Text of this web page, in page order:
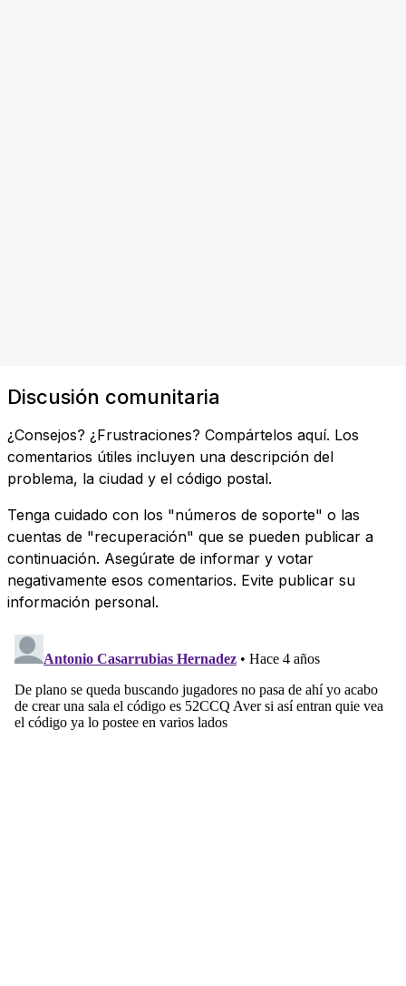
Discusión comunitaria
¿Consejos? ¿Frustraciones? Compártelos aquí. Los
comentarios útiles incluyen una descripción del
problema, la ciudad y el código postal.
Tenga cuidado con los "números de soporte" o las
cuentas de "recuperación" que se pueden publicar a
continuación. Asegúrate de informar y votar
negativamente esos comentarios. Evite publicar su
información personal.